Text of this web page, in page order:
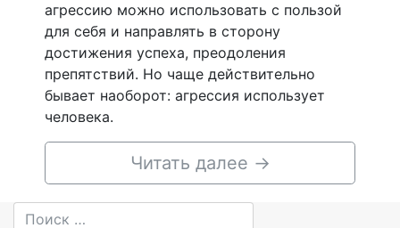
агрессию можно использовать с пользой
для себя и направлять в сторону
достижения успеха, преодоления
препятствий. Но чаще действительно
бывает наоборот: агрессия использует
человека.
Читать далее →